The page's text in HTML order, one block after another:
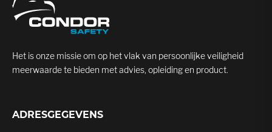
Het is onze missie om op het vlak van persoonlijke veiligheid
meerwaarde te bieden met advies, opleiding en product.
ADRESGEGEVENS